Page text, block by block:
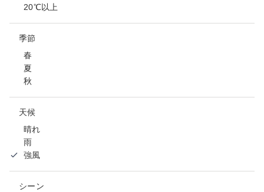
20℃以上
季節
春
夏
秋
天候
晴れ
雨
強風
シーン